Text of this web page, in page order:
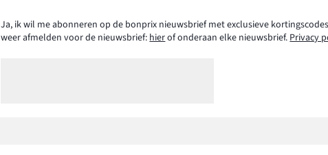
Ja, ik wil me abonneren op de bonprix nieuwsbrief met exclusieve
weer afmelden voor de nieuwsbrief:hierof onderaan elke nieuwsbrief.Privacy